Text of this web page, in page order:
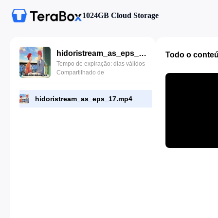
1024GB Cloud Storage
hidoristream_as_eps_17.mp4
Tempo de expiração: dias válidos
Compartilhado de
hidoristream_as_eps_17.mp4
Todo o